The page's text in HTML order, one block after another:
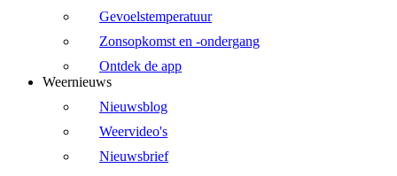
Gevoelstemperatuur
Zonsopkomst en -ondergang
Ontdek de app
Weernieuws
Nieuwsblog
Weervideo's
Nieuwsbrief